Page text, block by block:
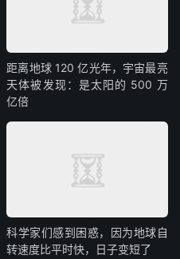
距离地球 120 亿光年，宇宙最亮
天体被发现：是太阳的 500 万
亿倍
科学家们感到困惑，因为地球自
转速度比平时快，日子变短了